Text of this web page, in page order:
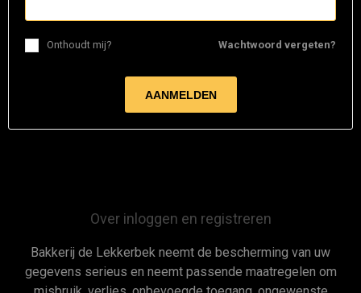
Wachtwoord vergeten?
Onthoudt mij?
Over inloggen en registreren
Bakkerij de Lekkerbek neemt de bescherming van uw
gegevens serieus en neemt passende maatregelen om